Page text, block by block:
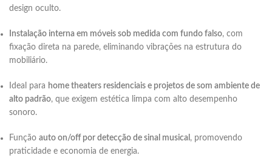
design oculto.
Instalação interna em móveis sob medida com fundo falso, com
fixação direta na parede, eliminando vibrações na estrutura do
mobiliário.
Ideal para home theaters residenciais e projetos de som ambiente de
alto padrão, que exigem estética limpa com alto desempenho
sonoro.
Função auto on/off por detecção de sinal musical , promovendo
praticidade e economia de energia.